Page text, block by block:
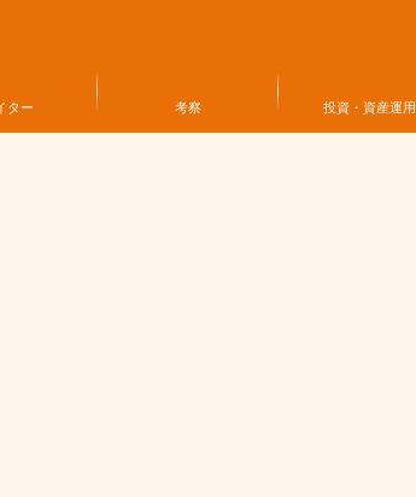
ター 考察 投資・資産運用